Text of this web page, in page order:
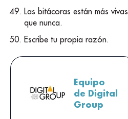
Las bitácoras están más vivas
que nunca.
Escribe tu propia razón.
Equipo
de Digital
Group